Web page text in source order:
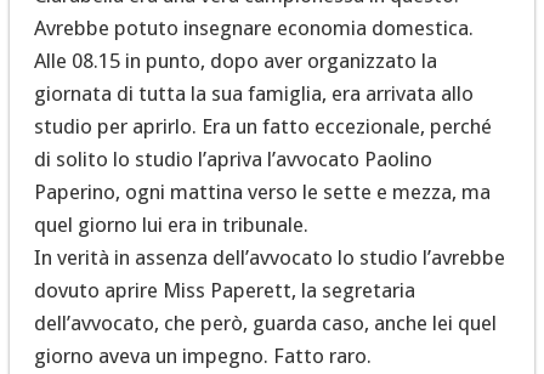
Avrebbe potuto insegnare economia domestica.
Alle 08.15 in punto, dopo aver organizzato la
giornata di tutta la sua famiglia, era arrivata allo
studio per aprirlo. Era un fatto eccezionale, perché
di solito lo studio l’apriva l’avvocato Paolino
Paperino, ogni mattina verso le sette e mezza, ma
quel giorno lui era in tribunale.
In verità in assenza dell’avvocato lo studio l’avrebbe
dovuto aprire Miss Paperett, la segretaria
dell’avvocato, che però, guarda caso, anche lei quel
giorno aveva un impegno. Fatto raro.